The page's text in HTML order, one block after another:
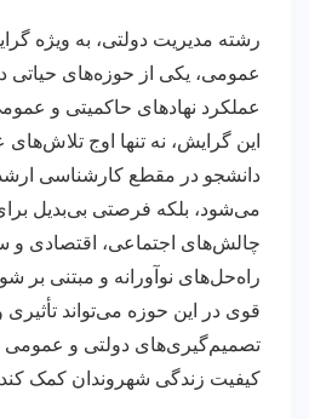
رشته مدیریت دولتی، به ویژه
عمومی، یکی از حوزه‌های حیاتی
عملکرد نهادهای حاکمیتی و
این گرایش، نه تنها اوج
دانشجو در مقطع کارشناسی
می‌شود، بلکه فرصتی بی‌بدیل
چالش‌های اجتماعی، اقتصادی و
راه‌حل‌های نوآورانه و مبتنی بر
قوی در این حوزه می‌تواند تأثیری
تصمیم‌گیری‌های دولتی و عمومی
کیفیت زندگی شهروندان کمک